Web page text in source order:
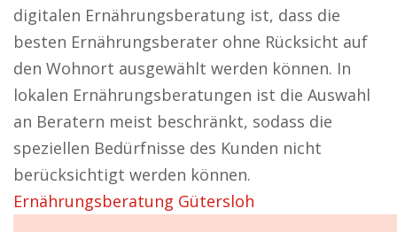
digitalen Ernährungsberatung ist, dass die
besten Ernährungsberater ohne Rücksicht auf
den Wohnort ausgewählt werden können. In
lokalen Ernährungsberatungen ist die Auswahl
an Beratern meist beschränkt, sodass die
speziellen Bedürfnisse des Kunden nicht
berücksichtigt werden können.
Ernährungsberatung Gütersloh